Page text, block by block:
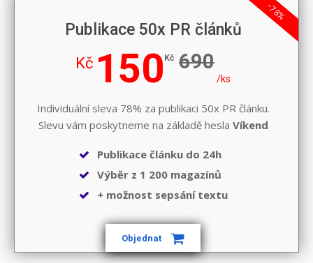
-78%
Publikace 50x PR článků
Kč 150 Kč 690
/ks
Individuální sleva 78% za publikaci 50x PR článku.
Slevu vám poskytneme na základě hesla Víkend
Publikace článku do 24h
Výběr z 1 200 magazínů
+ možnost sepsání textu
Objednat